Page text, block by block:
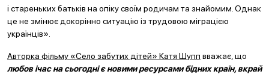
і стареньких батьків на опіку своїм родичам та знайомим. Однак
це не змінює докорінно ситуацію із трудовою міграцією
українців».
Авторка фільму «Село забутих дітей» Катя Шупп вважає, що
любов ічас на сьогодні є новими ресурсами бідних країн, вкрай